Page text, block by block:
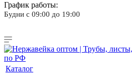
График работы:
Будни с 09:00 до 19:00
Каталог